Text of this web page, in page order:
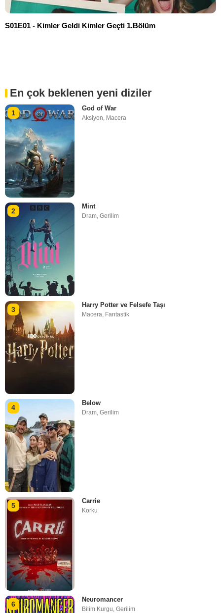
S01E01 - Kimler Geldi Kimler Geçti 1.Bölüm
En çok beklenen yeni diziler
1
God of War
Aksiyon, Macera
2
Mint
Dram,Gerilim
3
Harry Potter ve Felsefe Taşı
Macera Fantastik
4
Below
Dram,Gerilim
5
Carrie
Korku
6
Neuromancer
Bilim Kurgu ,Gerilim